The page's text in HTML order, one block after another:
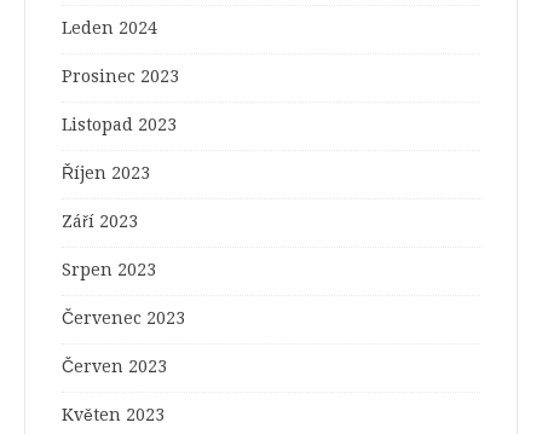
Leden 2024
Prosinec 2023
Listopad 2023
Říjen 2023
Září 2023
Srpen 2023
Červenec 2023
Červen 2023
Květen 2023